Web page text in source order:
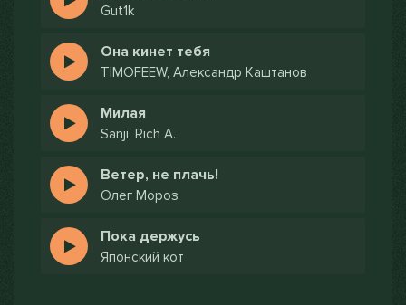
Gut1k
Она кинет тебя
TIMOFEEW, Александр Каштанов
Милая
Sanji, Rich A.
Ветер, не плачь!
Олег Мороз
Пока держусь
Японский кот